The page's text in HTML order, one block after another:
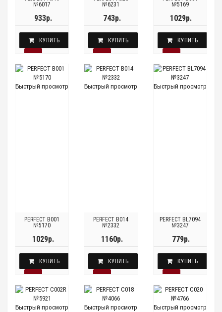
№6017
933р.
КУПИТЬ
№6231
743р.
КУПИТЬ
№5169
1029р.
КУПИТЬ
Быстрый просмотр
PERFECT B001
№5170
1029р.
КУПИТЬ
Быстрый просмотр
PERFECT B014
№2332
1160р.
КУПИТЬ
Быстрый просмотр
PERFECT BL7094
№3247
779р.
КУПИТЬ
Быстрый просмотр Быстрый просмотр Быстрый просмотр